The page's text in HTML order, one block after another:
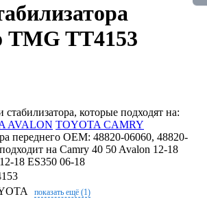
TMG TT4153
стабилизатора, которые подходят на:
AVALON TOYOTA CAMRY
переднего OEM: 48820-06060, 48820-
на Camry 40 50 Avalon 12-18
18 ES350 06-18
показать ещё (1)